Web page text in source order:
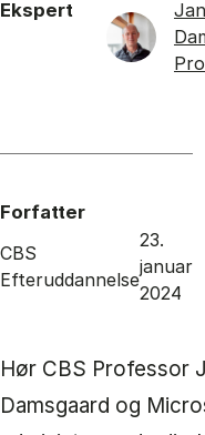
Ekspert
Jan
Forfatter
CBS
Efteruddannelse
23.
januar
2024
Hør CBS Professor
Damsgaard og